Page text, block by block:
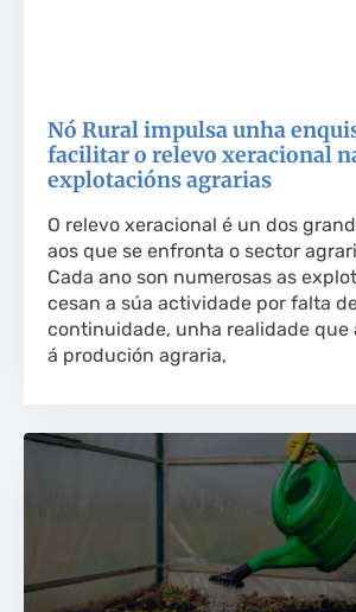
Nó Rural impulsa unha
facilitar o relevo xeracional
explotacións agrarias
O relevo xeracional é un dos
aos que se enfronta o sector
Cada ano son numerosas as
cesan a súa actividade por falta
continuidade, unha realidade que
á produción agraria,